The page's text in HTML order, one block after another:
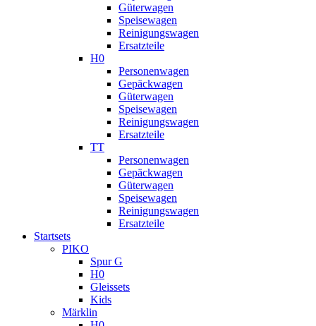
Güterwagen
Speisewagen
Reinigungswagen
Ersatzteile
H0
Personenwagen
Gepäckwagen
Güterwagen
Speisewagen
Reinigungswagen
Ersatzteile
TT
Personenwagen
Gepäckwagen
Güterwagen
Speisewagen
Reinigungswagen
Ersatzteile
Startsets
PIKO
Spur G
H0
Gleissets
Kids
Märklin